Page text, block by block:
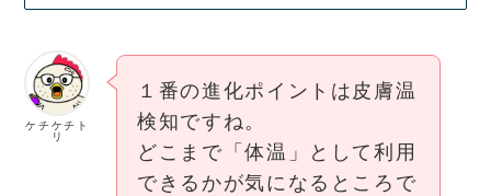
ケチケチト
リ
１番の進化ポイントは皮膚温
検知ですね。
どこまで「体温」として利用
できるかが気になるところで